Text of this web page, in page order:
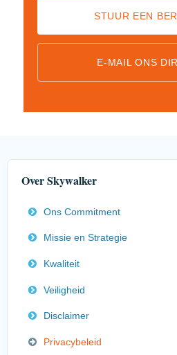
STUUR EEN
E-MAIL ONS
Over Skywalker
Ons Commitment
Missie en Strategie
Kwaliteit
Veiligheid
Disclaimer
Privacybeleid